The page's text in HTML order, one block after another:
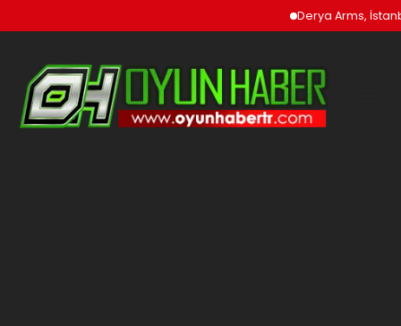
Derya Arms, İstanbul